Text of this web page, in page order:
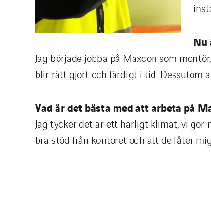
Nu
Jag började jobba på Maxcon som
blir rätt gjort och färdigt i tid. Dessutom
Vad är det bästa med att arbeta på
Jag tycker det är ett härligt klimat, vi gör
bra stöd från kontoret och att de låter